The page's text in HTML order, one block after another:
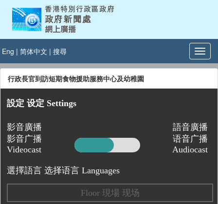
Eng | 简体中文 | 搜尋
行政長官到訪短期食物援助服務中心及幼稚園